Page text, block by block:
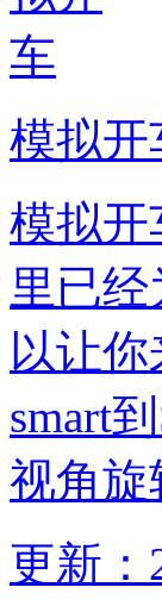
模拟开
模拟开
里已
以让
smart
视角旋
更新：